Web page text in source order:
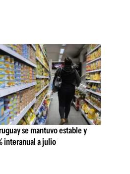
se mantuvo estable y
interanual a julio